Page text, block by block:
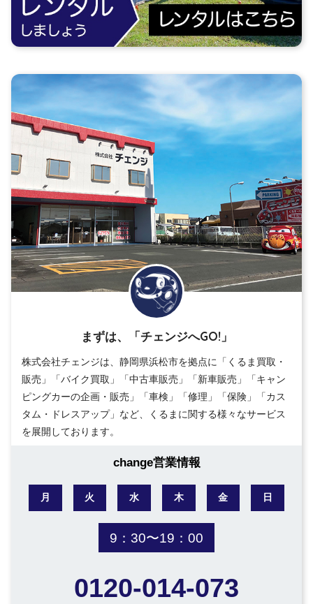
まずは、「チェンジへGO!」
株式会社チェンジは、静岡県浜松市を拠点に「くるま買取・
販売」「バイク買取」「中古車販売」「新車販売」「キャン
ピングカーの企画・販売」「車検」「修理」「保険」「カス
タム・ドレスアップ」など、くるまに関する様々なサービス
を展開しております。
change営業情報
月 火 水 木 金 日
9：30〜19：00
0120-014-073